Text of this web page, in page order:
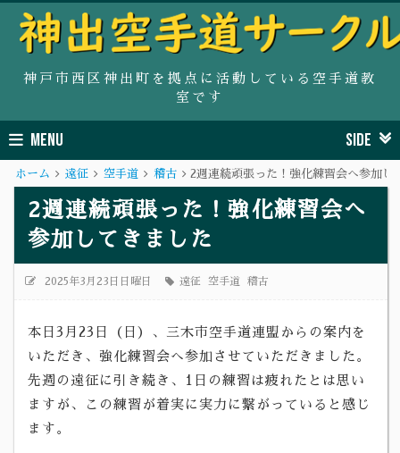
神戸市西区神出町を拠点に活動している空手道教
室です
MENU SIDE
ホーム 遠征 空手道 稽古 2週連続頑張った！強化練習会へ参加し
2週連続頑張った！強化練習会へ
参加してきました
2025年3月23日日曜日 遠征 空手道 稽古
本日3月23日（日）、三木市空手道連盟からの案内を
いただき、強化練習会へ参加させていただきました。
先週の遠征に引き続き、1日の練習は疲れたとは思い
ますが、この練習が着実に実力に繋がっていると感じ
ます。